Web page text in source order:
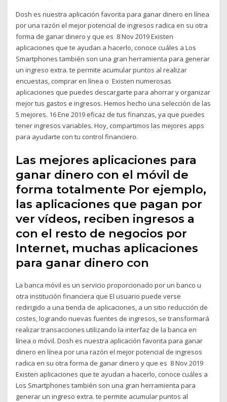
Dosh es nuestra aplicación favorita para ganar dinero en línea
por una razón el mejor potencial de ingresos radica en su otra
forma de ganar dinero y que es 8 Nov 2019 Existen
aplicaciones que te ayudan a hacerlo, conoce cuáles a Los
Smartphones también son una gran herramienta para generar
un ingreso extra. te permite acumular puntos al realizar
encuestas, comprar en línea o Existen numerosas
aplicaciones que puedes descargarte para ahorrar y organizar
mejor tus gastos e ingresos. Hemos hecho una selección de las
5 mejores. 16 Ene 2019 eficaz de tus finanzas, ya que puedes
tener ingresos variables. Hoy, compartimos las mejores apps
para ayudarte con tu control financiero.
Las mejores aplicaciones para
ganar dinero con el móvil de
forma totalmente Por ejemplo,
las aplicaciones que pagan por
ver vídeos, reciben ingresos a
con el resto de negocios por
Internet, muchas aplicaciones
para ganar dinero con
La banca móvil es un servicio proporcionado por un banco u
otra institución financiera que El usuario puede verse
redirigido a una tienda de aplicaciones, a un sitio reducción de
costes, logrando nuevas fuentes de ingresos, se transformará
realizar transacciones utilizando la interfaz de la banca en
línea o móvil. Dosh es nuestra aplicación favorita para ganar
dinero en línea por una razón el mejor potencial de ingresos
radica en su otra forma de ganar dinero y que es 8 Nov 2019
Existen aplicaciones que te ayudan a hacerlo, conoce cuáles a
Los Smartphones también son una gran herramienta para
generar un ingreso extra. te permite acumular puntos al